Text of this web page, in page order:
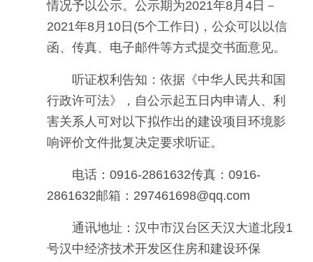
情况予以公示。公示期为2021年8月4日－
2021年8月10日(5个工作日)，公众可以以信
函、传真、电子邮件等方式提交书面意见。
听证权利告知：依据《中华人民共和国
行政许可法》，自公示起五日内申请人、利
害关系人可对以下拟作出的建设项目环境影
响评价文件批复决定要求听证。
电话：0916-2861632传真：0916-
2861632邮箱：297461698@qq.com
通讯地址：汉中市汉台区天汉大道北段1
号汉中经济技术开发区住房和建设环保